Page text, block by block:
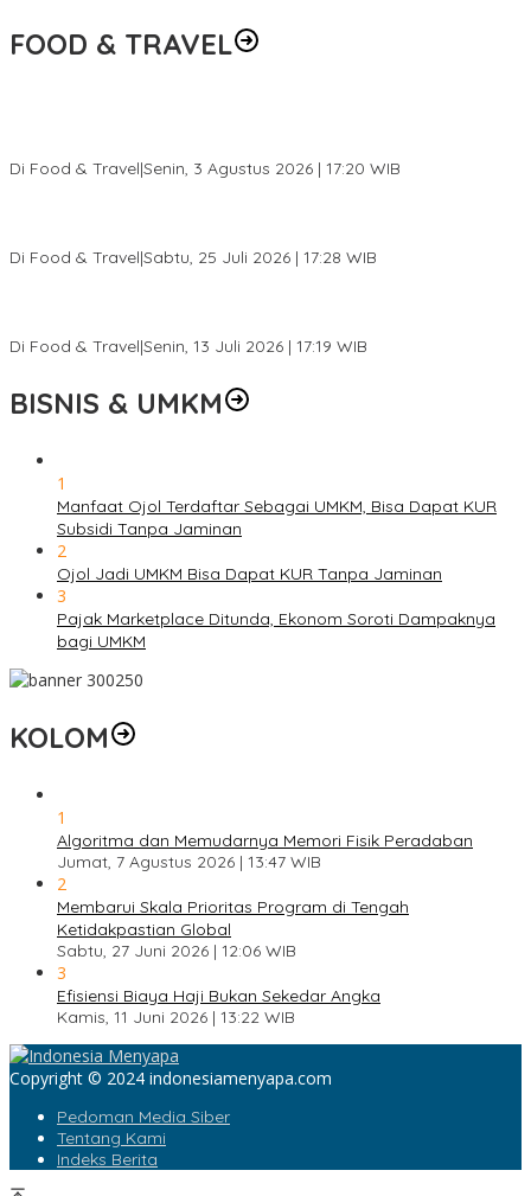
FOOD & TRAVEL
Di Food & Travel|Senin, 3 Agustus 2026 | 17:20 WIB
Di Food & Travel|Sabtu, 25 Juli 2026 | 17:28 WIB
Di Food & Travel|Senin, 13 Juli 2026 | 17:19 WIB
BISNIS & UMKM
1
Manfaat Ojol Terdaftar Sebagai UMKM, Bisa Dapat KUR
Subsidi Tanpa Jaminan
2
Ojol Jadi UMKM Bisa Dapat KUR Tanpa Jaminan
3
Pajak Marketplace Ditunda, Ekonom Soroti Dampaknya
bagi UMKM
KOLOM
1
Algoritma dan Memudarnya Memori Fisik Peradaban
Jumat, 7 Agustus 2026 | 13:47 WIB
2
Membarui Skala Prioritas Program di Tengah
Ketidakpastian Global
Sabtu, 27 Juni 2026 | 12:06 WIB
3
Efisiensi Biaya Haji Bukan Sekedar Angka
Kamis, 11 Juni 2026 | 13:22 WIB
Copyright © 2024 indonesiamenyapa.com
Pedoman Media Siber
Tentang Kami
Indeks Berita